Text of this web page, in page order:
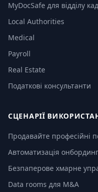
MyDocSafe для відділу
Local Authorities
Medical
Payroll
Real Estate
Податкові консультанти
СЦЕНАРІЇ
Продавайте професійні
Автоматизація
Безпаперове хмарне
Data rooms для M&A